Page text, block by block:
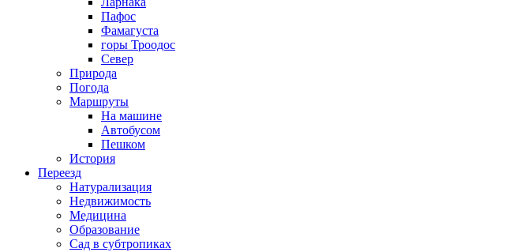
Пафос
Фамагуста
горы Троодос
Север
Природа
Погода
Маршруты
На машине
Автобусом
Пешком
История
Переезд
Натурализация
Недвижимость
Медицина
Образование
Сад в субтропиках